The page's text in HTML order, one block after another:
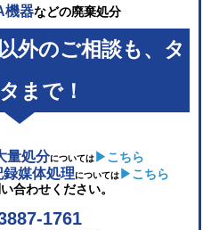
機器などの廃棄処分
外のご相談も、タ
まで！
量処分については ▶こちら
録媒体処理については▶こちら
合わせください。
1761